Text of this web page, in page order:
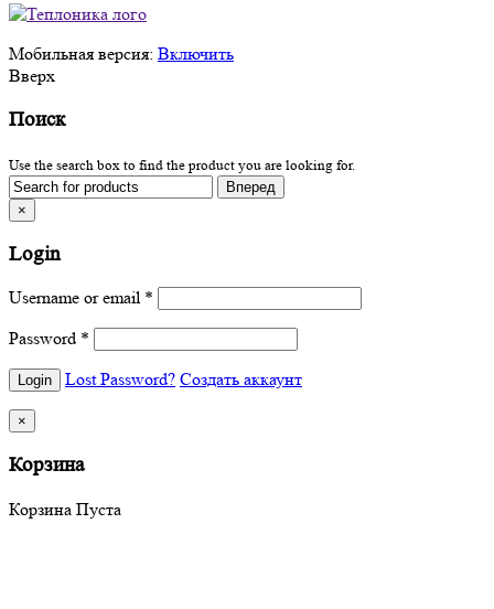
Мобильная версия: Включить
Вверх
Поиск
Use the search box to find the product you are looking for.
×
Login
Username or email *
Password *
Lost Password? Создать аккаунт
×
Корзина
Корзина Пуста